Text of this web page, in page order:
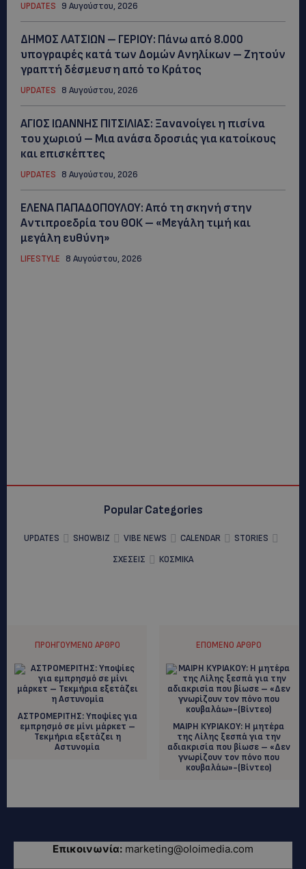
UPDATES 9 Αυγούστου, 2026
ΔΗΜΟΣ ΛΑΤΣΙΩΝ – ΓΕΡΙΟΥ: Πάνω από 8.000
υπογραφές κατά των Δομών Ανηλίκων – Ζητούν
γραπτή δέσμευση από το Κράτος
UPDATES 8 Αυγούστου, 2026
ΑΓΙΟΣ ΙΩΑΝΝΗΣ ΠΙΤΣΙΛΙΑΣ: Ξανανοίγει η πισίνα
του χωριού – Μια ανάσα δροσιάς για κατοίκους
και επισκέπτες
UPDATES 8 Αυγούστου, 2026
ΕΛΕΝΑ ΠΑΠΑΔΟΠΟΥΛΟΥ: Από τη σκηνή στην
Αντιπροεδρία του ΘΟΚ – «Μεγάλη τιμή και
μεγάλη ευθύνη»
LIFESTYLE 8 Αυγούστου, 2026
Popular Categories
UPDATES SHOWBIZ VIBE NEWS CALENDAR
STORIES
ΣΧΕΣΕΙΣ
ΚΟΣΜΙΚΑ
ΠΡΟΗΓΟΎΜΕΝΟ ΆΡΘΡΟ
ΑΣΤΡΟΜΕΡΙΤΗΣ: Υποψίες για
εμπρησμό σε μίνι μάρκετ –
Τεκμήρια εξετάζει η
Αστυνομία
ΕΠΌΜΕΝΟ ΆΡΘΡΟ
ΜΑΙΡΗ ΚΥΡΙΑΚΟΥ: Η μητέρα
της Λίλης ξεσπά για την
αδιακρισία που βίωσε – «Δεν
γνωρίζουν τον πόνο που
κουβαλάω»-(Βίντεο)
Επικοινωνία: marketing@oloimedia.com